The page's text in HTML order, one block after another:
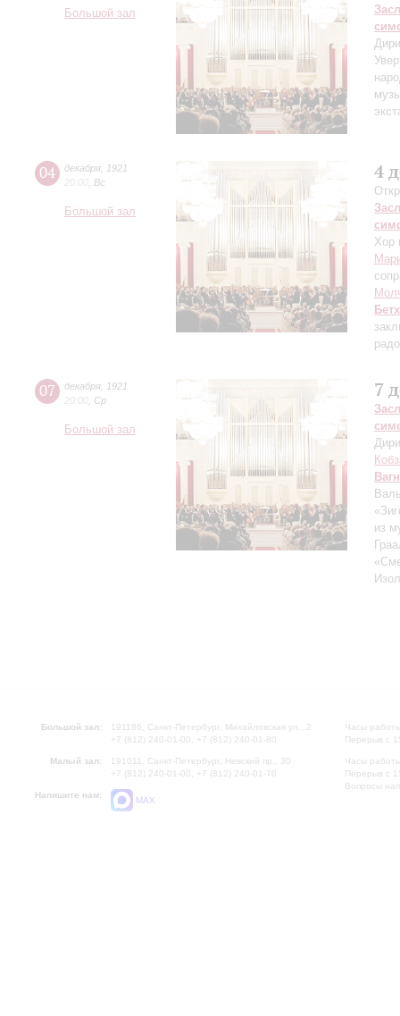
Большой зал
04 декабря
1921
20:00 Вс
Большой зал
4
Хор
07 декабря
1921
20:00 Ср
Большой зал
7
из
Большой зал:
191186, Санкт-Петербург, Михайловская ул., 2
+7 (812) 240-01-00, +7 (812) 240-01-80
Малый зал:
191011, Санкт-Петербург, Невский пр., 30
+7 (812) 240-01-00, +7 (812) 240-01-70
Напишите нам:
MAX
Часы
Перерыв с
Часы
Перерыв с
Вопросы